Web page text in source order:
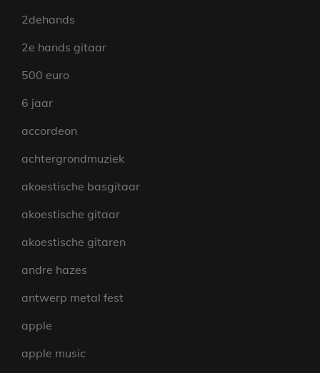
2dehands
2e hands gitaar
500 euro
6 jaar
accordeon
achtergrondmuziek
akoestische basgitaar
akoestische gitaar
akoestische gitaren
andre hazes
antwerp metal fest
apple
apple music